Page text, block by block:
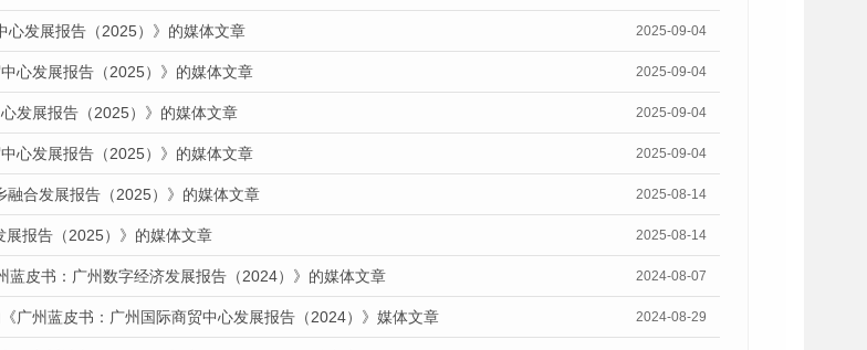
心发展报告（2025）》的媒体文章 2025-09-04
心发展报告（2025）》的媒体文章 2025-09-04
发展报告（2025）》的媒体文章 2025-09-04
心发展报告（2025）》的媒体文章 2025-09-04
合发展报告（2025）》的媒体文章 2025-08-14
报告（2025）》的媒体文章 2025-08-14
皮书：广州数字经济发展报告（2024）》的媒体文章 2024-08-07
广州蓝皮书：广州国际商贸中心发展报告（2024）》媒体文章 2024-08-29